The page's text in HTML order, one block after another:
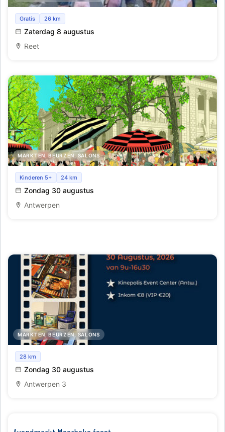
Avondmarkt - Lichtmarkt tijdens de Lichtfeesten
Gratis 26 km
Zaterdag 8 augustus
Reet
MARKTEN, BEURZEN, SALONS
Lambermontmartre schildersmarkt
Kinderen 5+ 24 km
Zondag 30 augustus
Antwerpen
MARKTEN, BEURZEN, SALONS
Collectorsbeurs by Kinepolis
28 km
Zondag 30 augustus
Antwerpen 3